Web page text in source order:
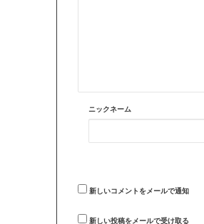
ニックネーム
新しいコメントをメールで通知
新しい投稿をメールで受け取る